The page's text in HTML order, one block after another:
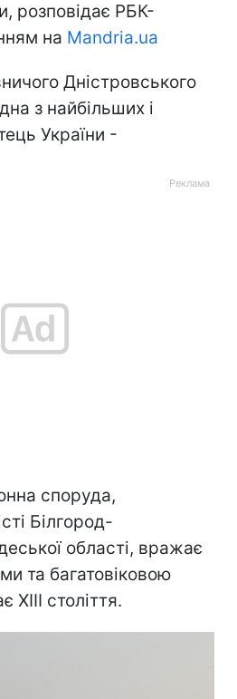
розповідає РБК-
на Mandria.ua
Дністровського
з найбільших і
України -
споруда,
Білгород-
області, вражає
та багатовіковою
XIII століття.